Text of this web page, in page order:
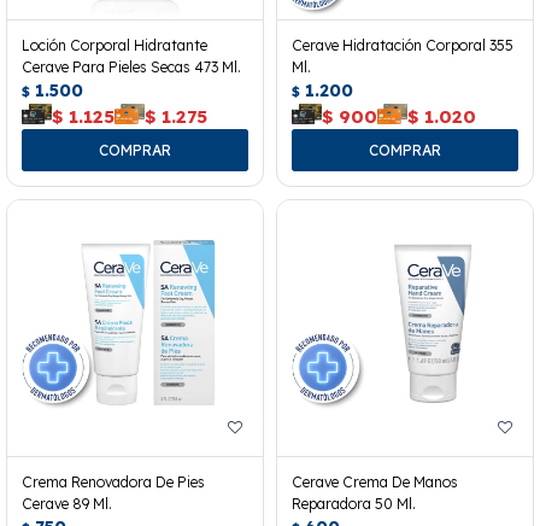
Loción Corporal Hidratante
Cerave Para Pieles Secas 473 Ml.
$ 1.500
$ 1.125 $ 1.275
Cerave Hidratación Corporal 355
Ml.
$ 1.200
$ 900 $ 1.020
Crema Renovadora De Pies
Cerave 89 Ml.
Cerave Crema De Manos
Reparadora 50 Ml.